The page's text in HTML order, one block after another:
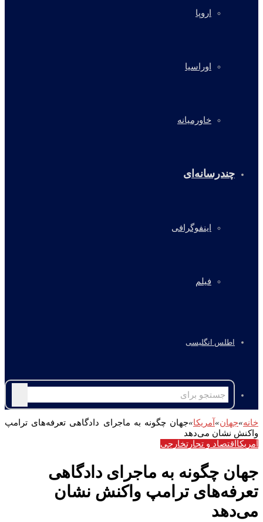
اروپا
اوراسیا
خاورمیانه
چندرسانه‌ای
اینفوگرافی
فیلم
اطلس انگلیسی
برای
خانه»جهان» آمریکا»جهان چگونه به ماجرای دادگاهی تعرفه‌های ترامپ
واکنش نشان می‌دهد
آمریکا اقتصاد و تجارتخارجی
جهان چگونه به ماجرای دادگاهی
تعرفه‌های ترامپ واکنش نشان
می‌دهد